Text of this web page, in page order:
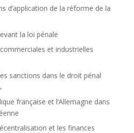
d’application de la réforme de la
la loi pénale
et industrielles
sanctions dans le droit pénal
française et l’Allemagne dans
et les finances